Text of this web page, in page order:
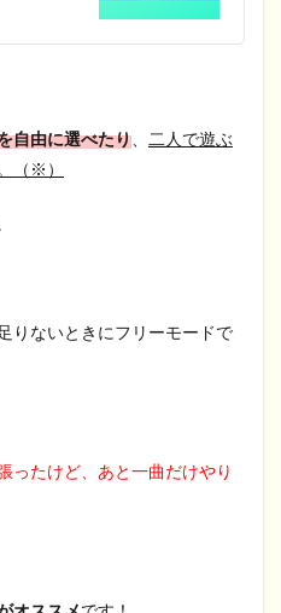
自由に選べたり
二人で遊ぶ
（※）
りないときにフリーモードで
ったけど、あと一曲だけやり